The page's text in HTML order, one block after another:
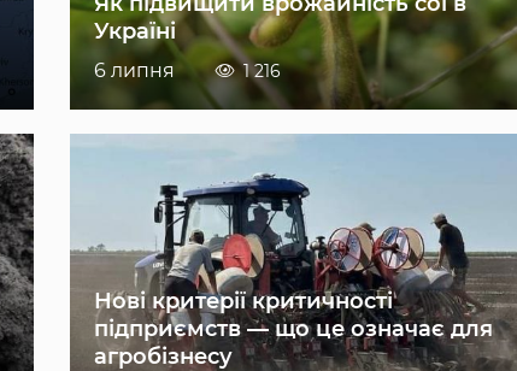
Україні
6 липня 1 216
Нові критерії критичності
підприємств — що це означає для
агробізнесу